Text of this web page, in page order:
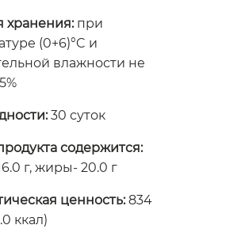
хранения:при
(0+6)°C и
влажности не
30 суток
содержится:
г, жиры- 20.0 г
ценность:834
ккал)